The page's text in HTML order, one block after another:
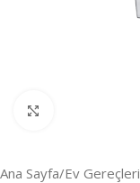
Ana Sayfa/Ev Gereçleri